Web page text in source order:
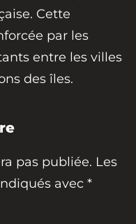
Cette
par les
entre les villes
des îles.
pas publiée. Les
avec *